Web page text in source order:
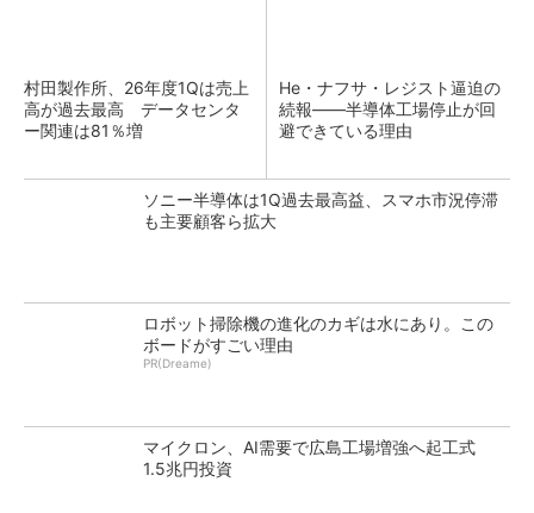
村田製作所、26年度1Qは売上
高が過去最高 データセンタ
ー関連は81％増
He・ナフサ・レジスト逼迫の
続報――半導体工場停止が回
避できている理由
ソニー半導体は1Q過去最高益、スマホ市況停滞
も主要顧客ら拡大
ロボット掃除機の進化のカギは水にあり。この
ボードがすごい理由
PR(Dreame)
マイクロン、AI需要で広島工場増強へ起工式
1.5兆円投資